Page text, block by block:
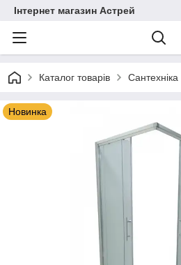
Інтернет магазин Астрей
Каталог товарів Сантехніка
Новинка